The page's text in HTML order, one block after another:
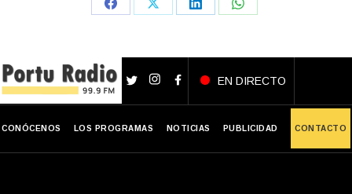
Share
Facebook
Share
X
Share
LinkedIn
Share
WhatsApp
EN DIRECTO
CONÓCENOS LOS PROGRAMAS NOTICIAS PUBLICIDAD CONTACTO